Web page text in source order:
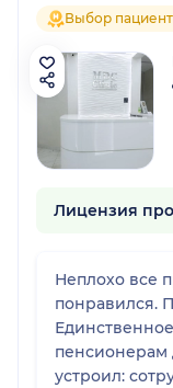
Выбор
Лицензия
Неплохо все
понравился.
пенсионерам
устроил: